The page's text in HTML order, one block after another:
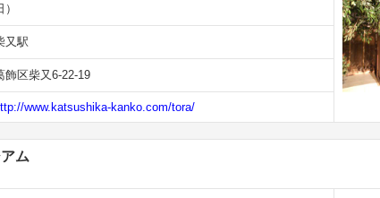
）
又駅
飾区柴又6-22-19
www.katsushika-kanko.com/tora/
ム